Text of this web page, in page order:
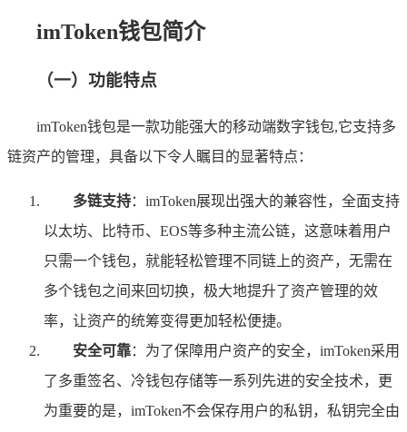
imToken钱包简介
（一）功能特点
imToken钱包是一款功能强大的移动端数字钱包,它支持多
链资产的管理，具备以下令人瞩目的显著特点：
多链支持：imToken展现出强大的兼容性，全面支持
以太坊、比特币、EOS等多种主流公链，这意味着用户
只需一个钱包，就能轻松管理不同链上的资产，无需在
多个钱包之间来回切换，极大地提升了资产管理的效
率，让资产的统筹变得更加轻松便捷。
安全可靠：为了保障用户资产的安全，imToken采用
了多重签名、冷钱包存储等一系列先进的安全技术，更
为重要的是，imToken不会保存用户的私钥，私钥完全由